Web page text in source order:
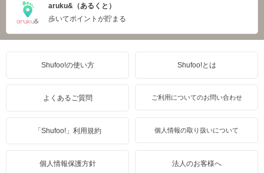
aruku&（あるくと）
歩いてポイントが貯まる
Shufoo!の使い方 Shufoo!とは
よくあるご質問 ご利用についてのお問い合わせ
「Shufoo!」利用規約 個人情報の取り扱いについて
個人情報保護方針 法人のお客様へ